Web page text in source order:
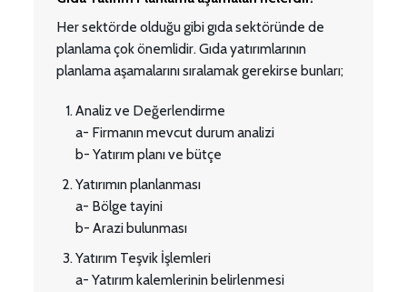
Her sektörde olduğu gibi gıda sektöründe de
planlama çok önemlidir. Gıda yatırımlarının
planlama aşamalarını sıralamak gerekirse bunları;
Analiz ve Değerlendirme
a- Firmanın mevcut durum analizi
b- Yatırım planı ve bütçe
Yatırımın planlanması
a- Bölge tayini
b- Arazi bulunması
Yatırım Teşvik İşlemleri
a- Yatırım kalemlerinin belirlenmesi